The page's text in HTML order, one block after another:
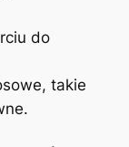
do
takie